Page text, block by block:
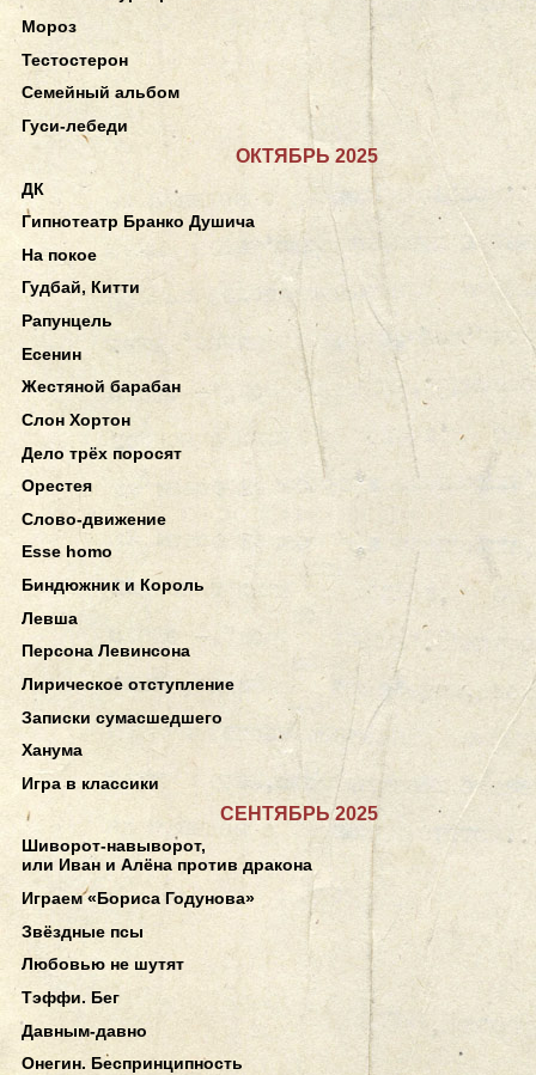
Мороз
Тестостерон
Семейный альбом
Гуси-лебеди
ОКТЯБРЬ 2025
ДК
Гипнотеатр Бранко Душича
На покое
Гудбай, Китти
Рапунцель
Есенин
Жестяной барабан
Слон Хортон
Дело трёх поросят
Орестея
Слово-движение
Esse homo
Биндюжник и Король
Левша
Персона Левинсона
Лирическое отступление
Записки сумасшедшего
Ханума
Игра в классики
СЕНТЯБРЬ 2025
Шиворот-навыворот,
или Иван и Алёна против дракона
Играем «Бориса Годунова»
Звёздные псы
Любовью не шутят
Тэффи. Бег
Давным-давно
Онегин. Беспринципность